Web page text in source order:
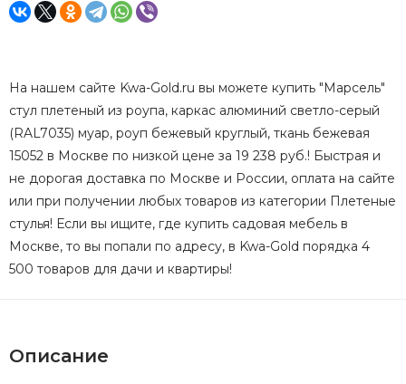
На нашем сайте Kwa-Gold.ru вы можете купить "Марсель"
стул плетеный из роупа, каркас алюминий светло-серый
(RAL7035) муар, роуп бежевый круглый, ткань бежевая
15052 в Москве по низкой цене за 19 238 руб.! Быстрая и
не дорогая доставка по Москве и России, оплата на сайте
или при получении любых товаров из категории Плетеные
стулья! Если вы ищите, где купить садовая мебель в
Москве, то вы попали по адресу, в Kwa-Gold порядка 4
500 товаров для дачи и квартиры!
Описание